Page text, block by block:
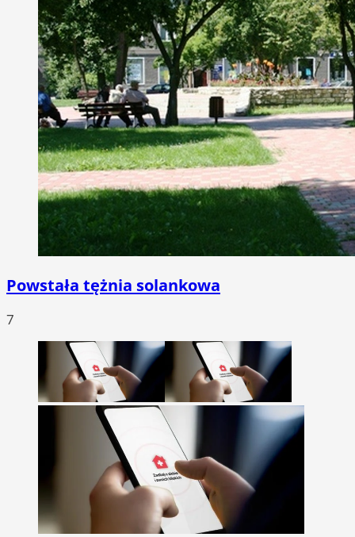
Powstała tężnia solankowa
7